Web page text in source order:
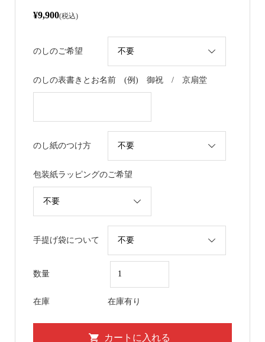
¥9,900(税込)
のしのご希望
のしの表書きとお名前 (例) 御祝 / 京扇堂
のし紙のつけ方
包装紙ラッピングのご希望
手提げ袋について
数量
在庫 在庫有り